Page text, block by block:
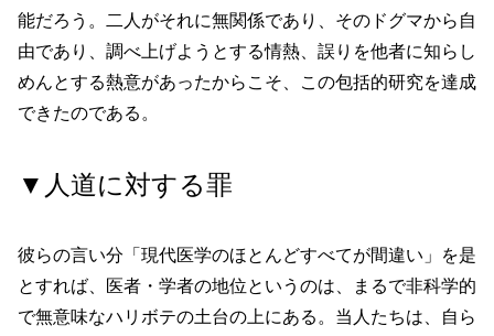
能だろう。二人がそれに無関係であり、そのドグマから自
由であり、調べ上げようとする情熱、誤りを他者に知らし
めんとする熱意があったからこそ、この包括的研究を達成
できたのである。
▼人道に対する罪
彼らの言い分「現代医学のほとんどすべてが間違い」を是
とすれば、医者・学者の地位というのは、まるで非科学的
で無意味なハリボテの土台の上にある。当人たちは、自ら